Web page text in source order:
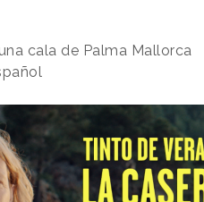
cala de Palma Mallorca